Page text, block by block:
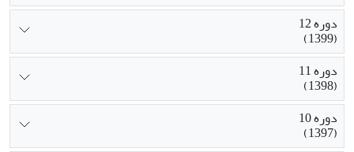
دوره 12
(1399)
دوره 11
(1398)
دوره 10
(1397)